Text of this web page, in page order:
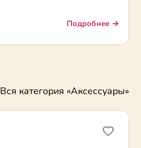
Подробнее →
Вся категория «Аксессуары»